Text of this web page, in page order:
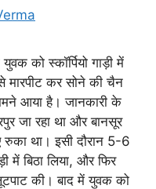
को स्कॉर्पियो गाड़ी में
कर सोने की चैन
आया है। जानकारी के
जा रहा था और बानसूर
था। इसी दौरान 5-6
में बिठा लिया, और फिर
की। बाद में युवक को